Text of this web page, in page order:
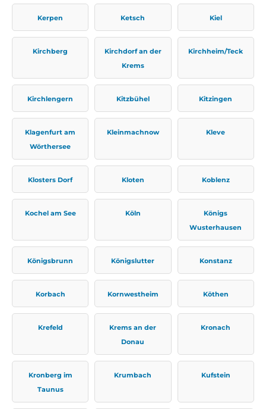
Kerpen Ketsch Kiel
Kirchberg
Kirchdorf an der
Krems
Kirchheim/Teck
Kirchlengern Kitzbühel Kitzingen
Klagenfurt am
Wörthersee
Kleinmachnow Kleve
Klosters Dorf Kloten Koblenz
Kochel am See Köln
Königs
Wusterhausen
Königsbrunn Königslutter Konstanz
Korbach Kornwestheim Köthen
Krefeld
Krems an der
Donau
Kronach
Kronberg im
Taunus
Krumbach Kufstein